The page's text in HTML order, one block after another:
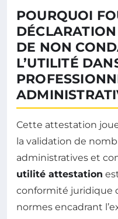
POURQUOI
DE NON
L’UTILITÉ
Cette attestation
la validation de
administratives et
utilité attestation
conformité juridique
normes encadrant